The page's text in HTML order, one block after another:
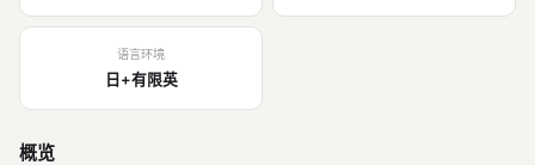
语言环境
日+有限英
概览